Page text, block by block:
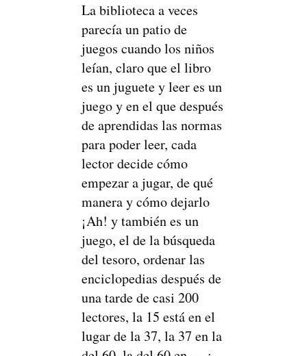
La biblioteca a veces
parecía un patio de
juegos cuando los niños
leían, claro que el libro
es un juguete y leer es un
juego y en el que después
de aprendidas las normas
para poder leer, cada
lector decide cómo
empezar a jugar, de qué
manera y cómo dejarlo
¡Ah! y también es un
juego, el de la búsqueda
del tesoro, ordenar las
enciclopedias después de
una tarde de casi 200
lectores, la 15 está en el
lugar de la 37, la 37 en la